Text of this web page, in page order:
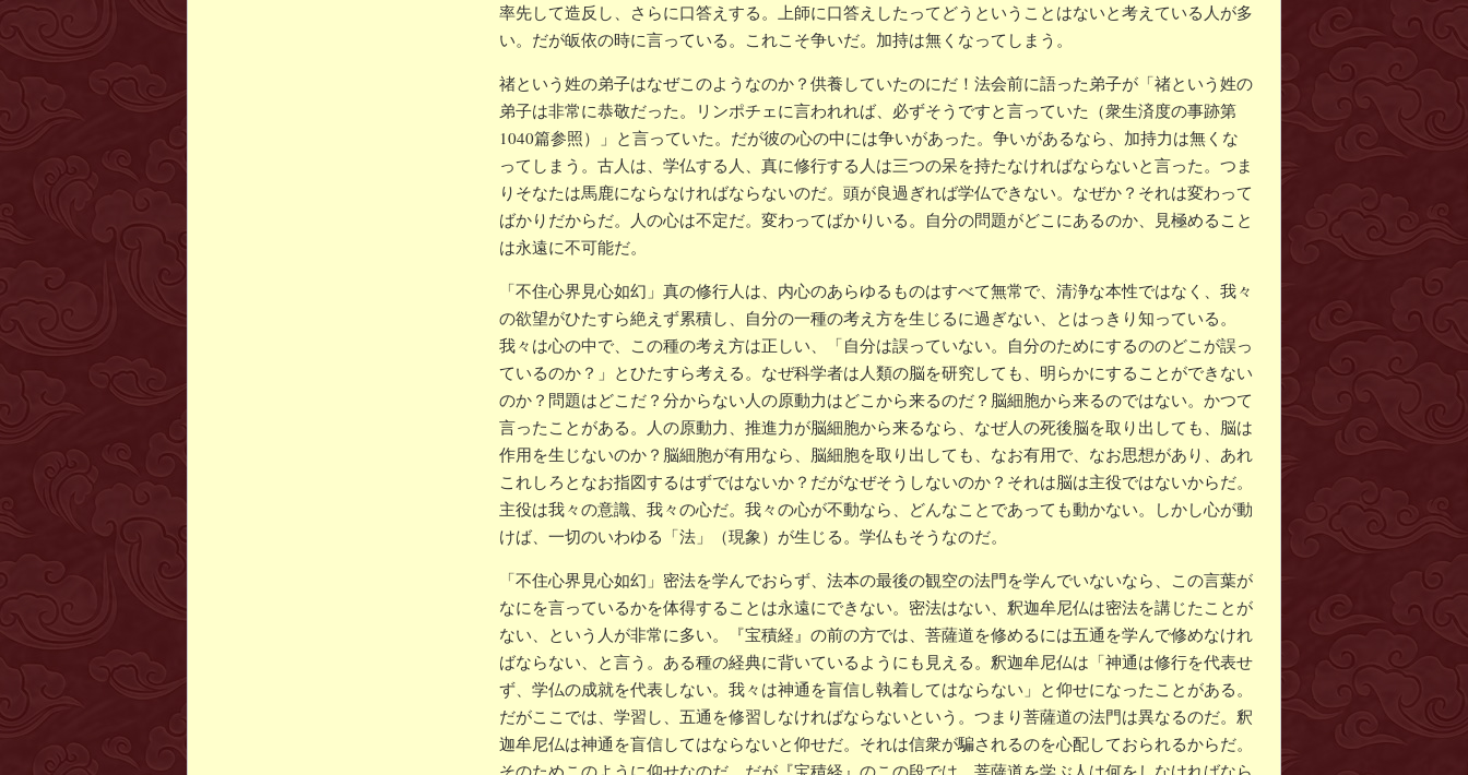
率先して造反し、さらに口答えする。上師に口答えしたってどうということはないと考えている人が多
い。だが皈依の時に言っている。これこそ争いだ。加持は無くなってしまう。
禇という姓の弟子はなぜこのようなのか？供養していたのにだ！法会前に語った弟子が「禇という姓の
弟子は非常に恭敬だった。リンポチェに言われれば、必ずそうですと言っていた（衆生済度の事跡第
1040篇参照）」と言っていた。だが彼の心の中には争いがあった。争いがあるなら、加持力は無くな
ってしまう。古人は、学仏する人、真に修行する人は三つの呆を持たなければならないと言った。つま
りそなたは馬鹿にならなければならないのだ。頭が良過ぎれば学仏できない。なぜか？それは変わって
ばかりだからだ。人の心は不定だ。変わってばかりいる。自分の問題がどこにあるのか、見極めること
は永遠に不可能だ。
「不住心界見心如幻」真の修行人は、内心のあらゆるものはすべて無常で、清浄な本性ではなく、我々
の欲望がひたすら絶えず累積し、自分の一種の考え方を生じるに過ぎない、とはっきり知っている。
我々は心の中で、この種の考え方は正しい、「自分は誤っていない。自分のためにするののどこが誤っ
ているのか？」とひたすら考える。なぜ科学者は人類の脳を研究しても、明らかにすることができない
のか？問題はどこだ？分からない人の原動力はどこから来るのだ？脳細胞から来るのではない。かつて
言ったことがある。人の原動力、推進力が脳細胞から来るなら、なぜ人の死後脳を取り出しても、脳は
作用を生じないのか？脳細胞が有用なら、脳細胞を取り出しても、なお有用で、なお思想があり、あれ
これしろとなお指図するはずではないか？だがなぜそうしないのか？それは脳は主役ではないからだ。
主役は我々の意識、我々の心だ。我々の心が不動なら、どんなことであっても動かない。しかし心が動
けば、一切のいわゆる「法」（現象）が生じる。学仏もそうなのだ。
「不住心界見心如幻」密法を学んでおらず、法本の最後の観空の法門を学んでいないなら、この言葉が
なにを言っているかを体得することは永遠にできない。密法はない、釈迦牟尼仏は密法を講じたことが
ない、という人が非常に多い。『宝積経』の前の方では、菩薩道を修めるには五通を学んで修めなけれ
ばならない、と言う。ある種の経典に背いているようにも見える。釈迦牟尼仏は「神通は修行を代表せ
ず、学仏の成就を代表しない。我々は神通を盲信し執着してはならない」と仰せになったことがある。
だがここでは、学習し、五通を修習しなければならないという。つまり菩薩道の法門は異なるのだ。釈
迦牟尼仏は神通を盲信してはならないと仰せだ。それは信衆が騙されるのを心配しておられるからだ。